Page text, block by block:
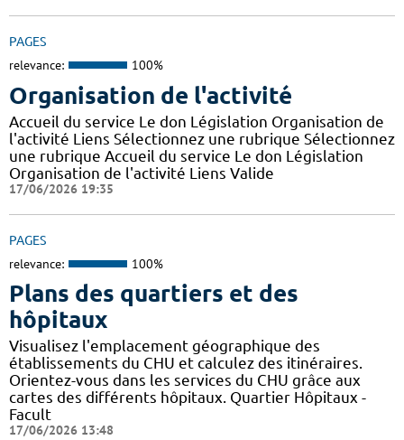
PAGES
relevance: 100%
Organisation de l'activité
Accueil du service Le don Législation Organisation de
l'activité Liens Sélectionnez une rubrique Sélectionnez
une rubrique Accueil du service Le don Législation
Organisation de l'activité Liens Valide
17/06/2026 19:35
PAGES
relevance: 100%
Plans des quartiers et des
hôpitaux
Visualisez l'emplacement géographique des
établissements du CHU et calculez des itinéraires.
Orientez-vous dans les services du CHU grâce aux
cartes des différents hôpitaux. Quartier Hôpitaux -
Facult
17/06/2026 13:48